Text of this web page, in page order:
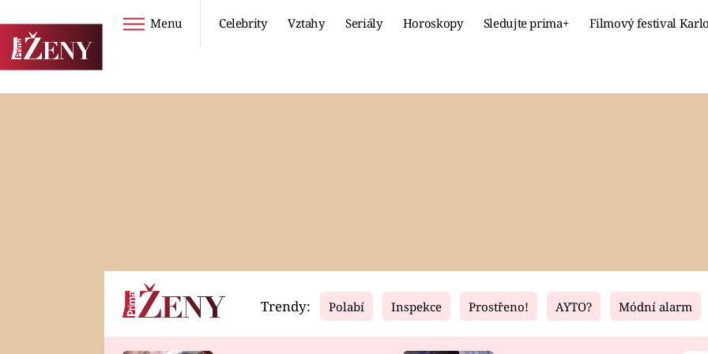
Menu Celebrity Vztahy Seriály Horoskopy Sledujte prima+ Filmový festival
Horoskopy Video Fresh Living
Trendy: Polabí Inspekce Prostřeno! AYTO? Módní alarm